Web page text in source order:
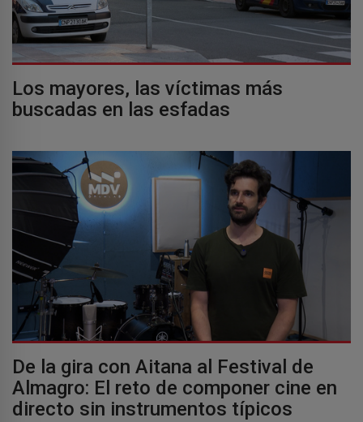
Los mayores, las víctimas más
buscadas en las esfadas
De la gira con Aitana al Festival de
Almagro: El reto de componer cine en
directo sin instrumentos típicos